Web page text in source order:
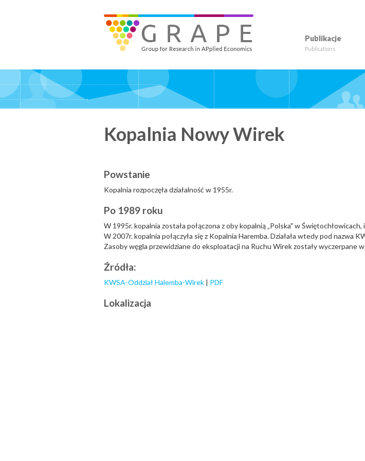
GRAPE - Group for Research in APplied Economics
Publikacje
Publications
Kopalnia Nowy Wirek
Powstanie
Kopalnia rozpoczęła działalność w 1955r.
Po 1989 roku
W 1995r. kopalnia została połączona z oby kopalnią „Polska" w
W 2007r. kopalnia połączyła się z Kopalnia Haremba. Działała wtedy pod nazwa
Zasoby węgla przewidziane do eksploatacji na Ruchu Wirek zostały wyczerpane
Źródła:
KWSA-Oddział Halemba-Wirek | PDF
Lokalizacja